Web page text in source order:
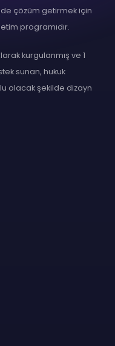
çözüm getirmek için
programıdır.
kurgulanmış ve 1
sunan, hukuk
olacak şekilde dizayn